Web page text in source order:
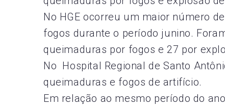
No HGE ocorreu um maior número
fogos durante o período junino.
queimaduras por fogos e 27 por
No Hospital Regional de Santo
queimaduras e fogos de artifício.
Em relação ao mesmo período do